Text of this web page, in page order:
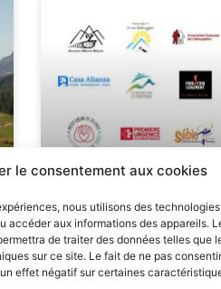
le consentement aux cookies
nous utilisons des
accéder aux informations des appareils.
de traiter des données telles que
sur ce site. Le fait de ne pas
effet négatif sur certaines
Les associations
Dossards